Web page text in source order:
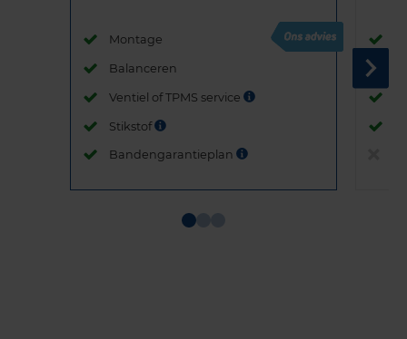
Montage
Balanceren
Ventiel of TPMS service
Stikstof
Bandengarantieplan